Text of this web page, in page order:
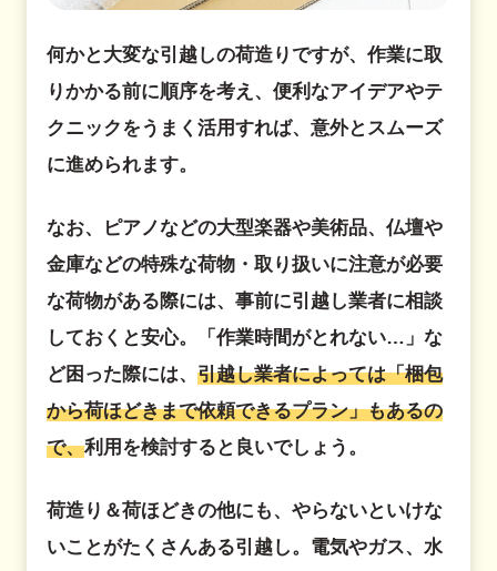
何かと大変な引越しの荷造りですが、作業に取
りかかる前に順序を考え、便利なアイデアやテ
クニックをうまく活用すれば、意外とスムーズ
に進められます。
なお、ピアノなどの大型楽器や美術品、仏壇や
金庫などの特殊な荷物・取り扱いに注意が必要
な荷物がある際には、事前に引越し業者に相談
しておくと安心。「作業時間がとれない…」な
ど困った際には、 引越し業者によっては「梱包
から荷ほどきまで依頼できるプラン」もあるの
で、利用を検討すると良いでしょう。
荷造り＆荷ほどきの他にも、やらないといけな
いことがたくさんある引越し。電気やガス、水